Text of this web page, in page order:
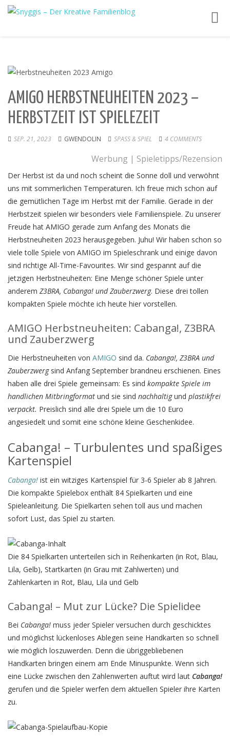
AMIGO HERBSTNEUHEITEN 2023 –
HERBSTZEIT IST SPIELEZEIT
SEP. 21, 2023 GWENDOLIN SPASS & SPIEL 4 COMMENTS
Werbung | Spieletipps/Rezension
Der Herbst ist da und noch scheint die Sonne doll und verwöhnt
uns mit sommerlichen Temperaturen. Ich freue mich schon auf
die gemütlichen Tage im Herbst mit der Familie. Gerade in der
Herbstzeit spielen wir besonders viele Familienspiele. Zu unserer
Freude hat AMIGO gerade zum Anfang des Monats die
Herbstneuheiten 2023 herausgegeben. Juhu! Wir haben schon so
viele tolle Spiele von AMIGO im Spieleschrank und einige davon
sind richtige All-Time-Favourites. Wir sind gespannt auf die
jetzigen Herbstneuheiten: Eine Menge schöner Spiele unter
anderem Z3BRA, Cabanga! und Zauberzwerg. Diese drei tollen
kompakten Spiele möchte ich heute hier vorstellen.
AMIGO Herbstneuheiten: Cabanga!, Z3BRA
und Zauberzwerg
Die Herbstneuheiten von AMIGO sind da. Cabanga!, Z3BRA und
Zauberzwergsind Anfang September brandneu erschienen. Eines
haben alle drei Spiele gemeinsam: Es sind kompakte Spiele im
handlichen Mitbringformat und sie sind nachhaltigund plastikfrei
verpackt. Preislich sind alle drei Spiele um die 10 Euro
angesiedelt und somit eine schöne kleine Geschenkidee.
Cabanga! – Turbulentes und spaßiges
Kartenspiel
Cabanga! ist ein witziges Kartenspiel für 3-6 Spieler ab 8 Jahren.
Die kompakte Spielebox enthält 84 Spielkarten und eine
Spieleanleitung. Die Spielkarten sehen toll aus und machen
sofort Lust, das Spiel zu starten.
Die 84 Spielkarten unterteilen sich in Reihenkarten (in Rot, Blau,
Lila, Gelb), Startkarten (in Grau mit Zahlwerten) und
Zahlenkarten in Rot, Blau, Lila und Gelb
Cabanga! – Mut zur Lücke? Die Spielidee
Bei Cabanga! muss jeder Spieler versuchen durch geschicktes
und möglichst lückenloses Ablegen seine Handkarten so schnell
wie möglich loszuwerden. Denn die übriggebliebenen
Handkarten bringen einem am Ende Minuspunkte. Wenn sich
eine Lücke zwischen den Zahlenwerten auftut wird laut Cabanga!
gerufen und die Spieler werfen dem aktuellen Spieler ihre Karten
zu.